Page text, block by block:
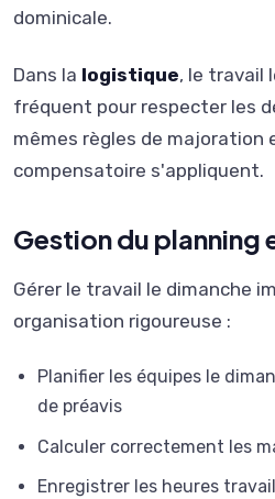
dominicale.
Dans la logistique, le travail
fréquent pour respecter les
mêmes règles de majoration
compensatoire s'appliquent.
Gestion du planning
Gérer le travail le dimanche
organisation rigoureuse :
Planifier les équipes le
de préavis
Calculer correctement les
Enregistrer les heures